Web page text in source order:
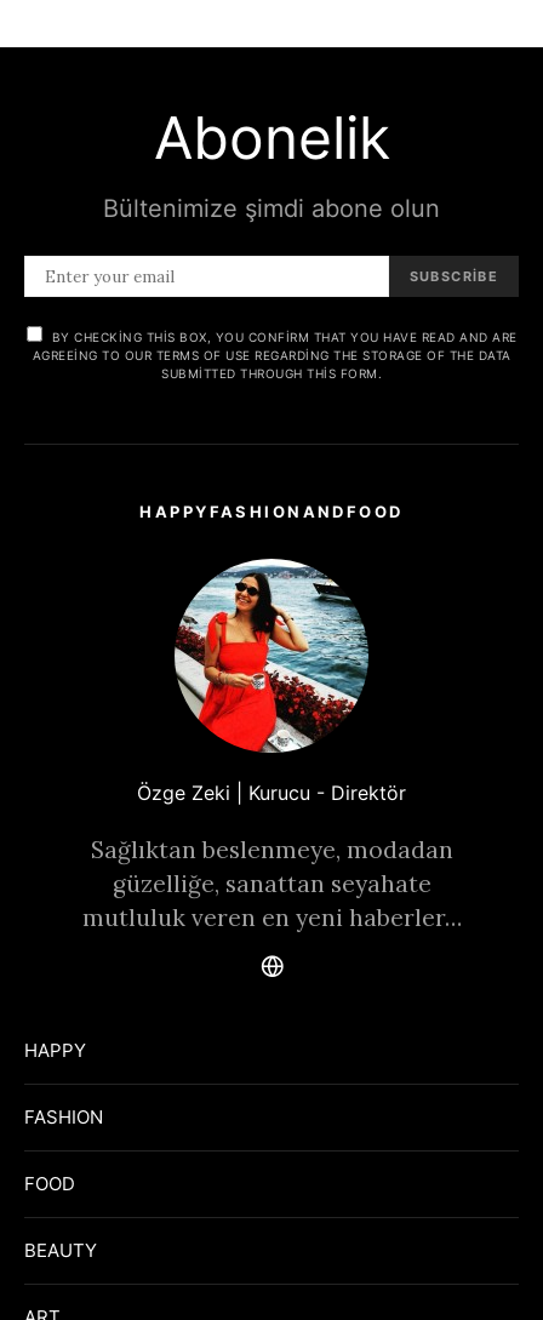
Abonelik
Bültenimize şimdi abone olun
SUBSCRIBE
BY CHECKING THIS BOX, YOU CONFIRM THAT YOU HAVE READ AND ARE
AGREEING TO OUR TERMS OF USE REGARDING THE STORAGE OF THE DATA
SUBMITTED THROUGH THIS FORM.
HAPPYFASHIONANDFOOD
Özge Zeki | Kurucu - Direktör
Sağlıktan beslenmeye, modadan
güzelliğe, sanattan seyahate
mutluluk veren en yeni haberler…
HAPPY
FASHION
FOOD
BEAUTY